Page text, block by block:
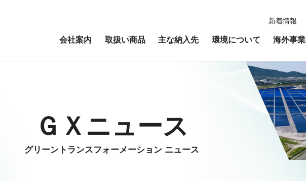
新着情報
会社案内 取扱い商品 主な納入先 環境について 海外事業
ＧＸニュース
グリーントランスフォーメーション ニュース